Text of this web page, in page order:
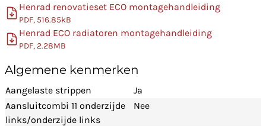
Henrad renovatieset ECO montagehandleiding
PDF, 516.85kB
Henrad ECO radiatoren montagehandleiding
PDF, 2.28MB
Algemene kenmerken
Aangelaste strippen
Ja
Aansluitcombi 11 onderzijde
links/onderzijde links
Nee